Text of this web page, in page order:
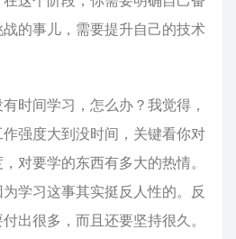
的事儿，需要提升自己的技术
时间学习，怎么办？我觉得，
强度大到没时间，关键看你对
对要学的东西有多大的热情。
学习这事其实挺反人性的。反
出很多，而且还要坚持很久。